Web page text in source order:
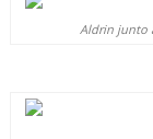
Aldrin junto